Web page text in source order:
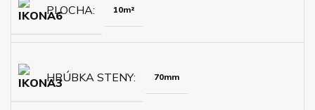
PLOCHA 10m²
HRÚBKA STENY 70mm